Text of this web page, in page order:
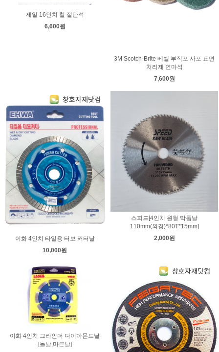
제일 16인치 철 절단석
6,600원
3M Scotch-Brite 베벨 부직포 사포 표면
처리제 연마석
7,600원
이화 4인치 타일용 터보 커터날
10,000원
스피드[4인치 원형 막톱날
110mm(외경)*80T*15mm]
2,000원
이화 4인치 그라인더 다이아몬드날
[돌날,마른날]